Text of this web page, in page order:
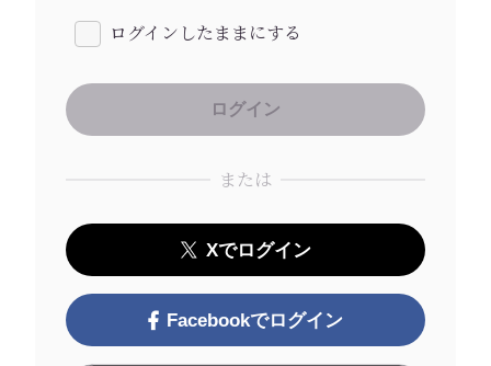
ログインしたままにする
または
Xでログイン
Facebookでログイン